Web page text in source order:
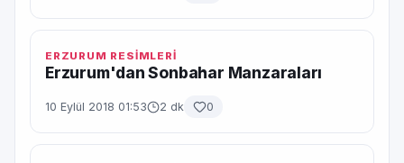
ERZURUM RESİMLERİ
Erzurum'dan Sonbahar Manzaraları
10 Eylül 2018 01:53 2 dk 0